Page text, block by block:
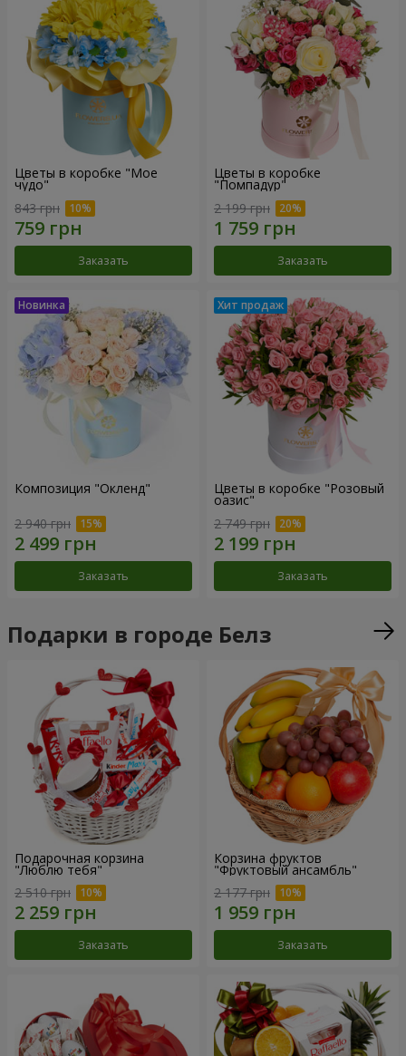
Цветы в коробке "Мое
чудо"
843 грн
Заказать
Цветы в коробке
"Помпадур"
2 199 грн
Заказать
Композиция "Окленд"
2 940 грн
Заказать
Цветы в коробке "Розовый
оазис"
2 749 грн
Заказать
Подарки в городе Белз
Подарочная корзина
"Люблю тебя"
2 510 грн
Заказать
Корзина фруктов
"Фруктовый ансамбль"
2 177 грн
Заказать